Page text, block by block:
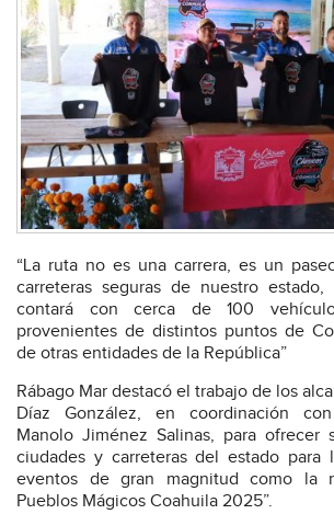
“La ruta no es una carrera, es un
carreteras seguras de nuestro
contará con cerca de 100
provenientes de distintos puntos de
de otras entidades de la República”
Rábago Mar destacó el trabajo de los
Díaz González, en coordinación
Manolo Jiménez Salinas, para ofrecer
ciudades y carreteras del estado para
eventos de gran magnitud como la
Pueblos Mágicos Coahuila 2025”.